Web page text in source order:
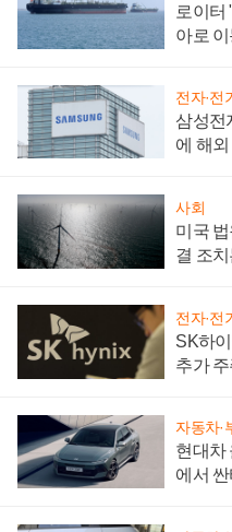
로이터
아로
전자·전
삼성전
에 해
사회
미국
결 조
전자·전
SK하
추가
자동차·
현대차
에서